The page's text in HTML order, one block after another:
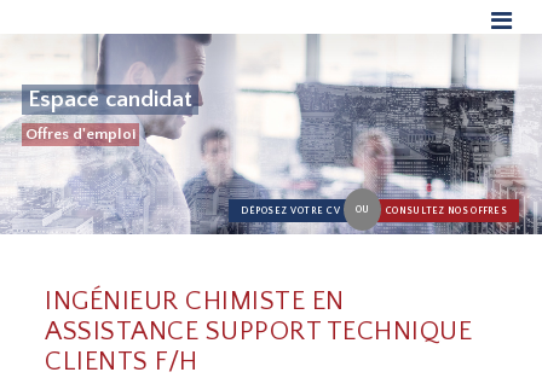
Espace candidat
Offres d'emploi
DÉPOSEZ VOTRE CV OU CONSULTEZ NOS OFFRES
INGÉNIEUR CHIMISTE EN
ASSISTANCE SUPPORT TECHNIQUE
CLIENTS F/H